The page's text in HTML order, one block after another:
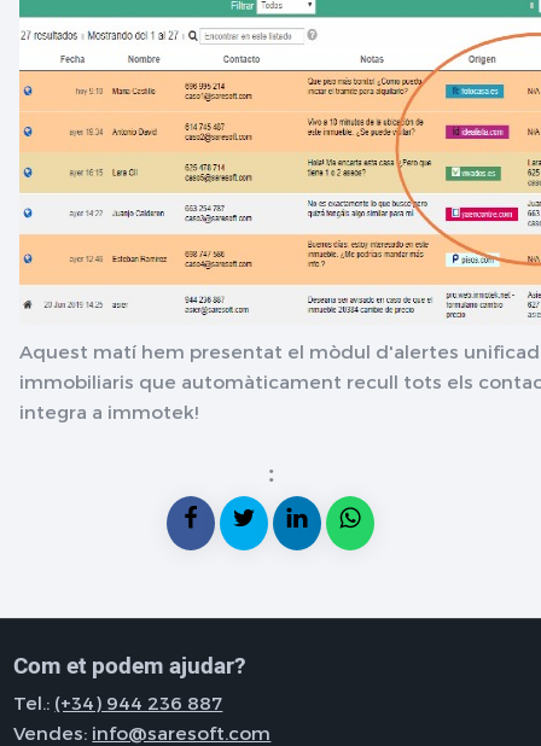
Aquest matí hem presentat el mòdul d'alertes
immobiliaris que automàticament recull tots els
integra a immotek!
:
Com et podem ajudar?
Tel.: (+34) 944 236 887
Vendes: info@saresoft.com